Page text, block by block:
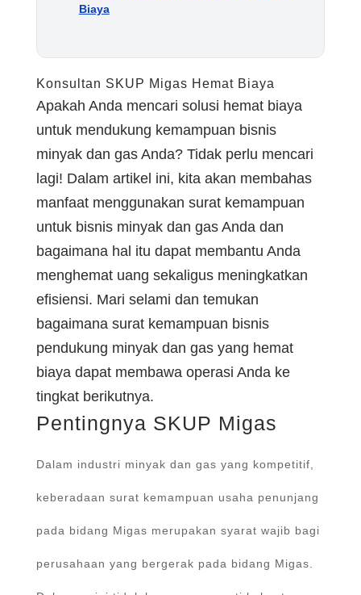
Biaya
Konsultan SKUP Migas Hemat Biaya
Apakah Anda mencari solusi hemat biaya
untuk mendukung kemampuan bisnis
minyak dan gas Anda? Tidak perlu mencari
lagi! Dalam artikel ini, kita akan membahas
manfaat menggunakan surat kemampuan
untuk bisnis minyak dan gas Anda dan
bagaimana hal itu dapat membantu Anda
menghemat uang sekaligus meningkatkan
efisiensi. Mari selami dan temukan
bagaimana surat kemampuan bisnis
pendukung minyak dan gas yang hemat
biaya dapat membawa operasi Anda ke
tingkat berikutnya.
Pentingnya SKUP Migas
Dalam industri minyak dan gas yang kompetitif,
keberadaan surat kemampuan usaha penunjang
pada bidang Migas merupakan syarat wajib bagi
perusahaan yang bergerak pada bidang Migas.